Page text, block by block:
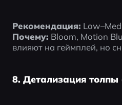
Рекомендация:
Почему: Bloom, Motion
влияют на геймплей, но
8. Детализация